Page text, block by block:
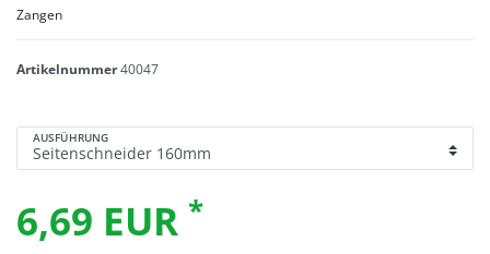
Zangen
Artikelnummer40047
AUSFÜHRUNG
6,69 EUR *